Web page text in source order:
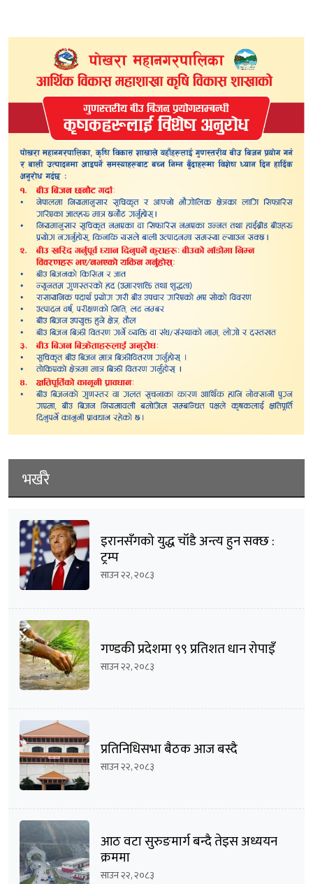
भर्खरै
इरानसँगको युद्ध चाँडै अन्त्य हुन सक्छ :
ट्रम्प
साउन २२, २०८३
गण्डकी प्रदेशमा ९९ प्रतिशत धान रोपाइँ
साउन २२, २०८३
प्रतिनिधिसभा बैठक आज बस्दै
साउन २२, २०८३
आठ वटा सुरुङमार्ग बन्दै तेइस अध्ययन
क्रममा
साउन २२, २०८३